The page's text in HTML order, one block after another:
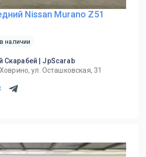
Nissan Murano Z51
в наличии
Скарабей | JpScarab
ул. Осташковская, 31